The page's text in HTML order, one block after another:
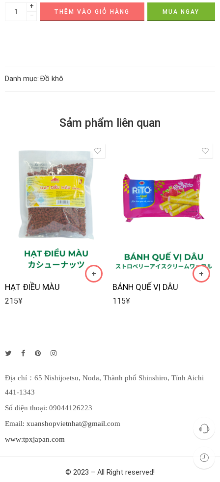
+
−
THÊM VÀO GIỎ HÀNG MUA NGAY
Danh mục: Đồ khô
Sảm phẩm liên quan
HẠT ĐIỀU MÀU
215¥
BÁNH QUẾ VỊ DÂU
115¥
Địa chỉ：65 Nishijoetsu, Noda, Thành phố Shinshiro, Tỉnh Aichi
441-1343
Số điện thoại: 09044126223
Email: xuanshopvietnhat@gmail.com
www:tpxjapan.com
© 2023 – All Right reserved!